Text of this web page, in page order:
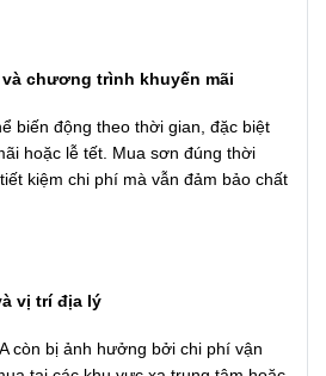
chương trình khuyến mãi
biến động theo thời gian, đặc biệt
hoặc lễ tết. Mua sơn đúng thời
kiệm chi phí mà vẫn đảm bảo chất
vị trí địa lý
còn bị ảnh hưởng bởi chi phí vận